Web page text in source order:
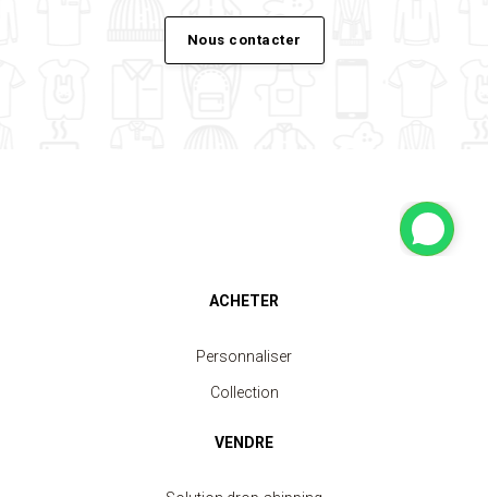
Nous contacter
ACHETER
Personnaliser
Collection
VENDRE